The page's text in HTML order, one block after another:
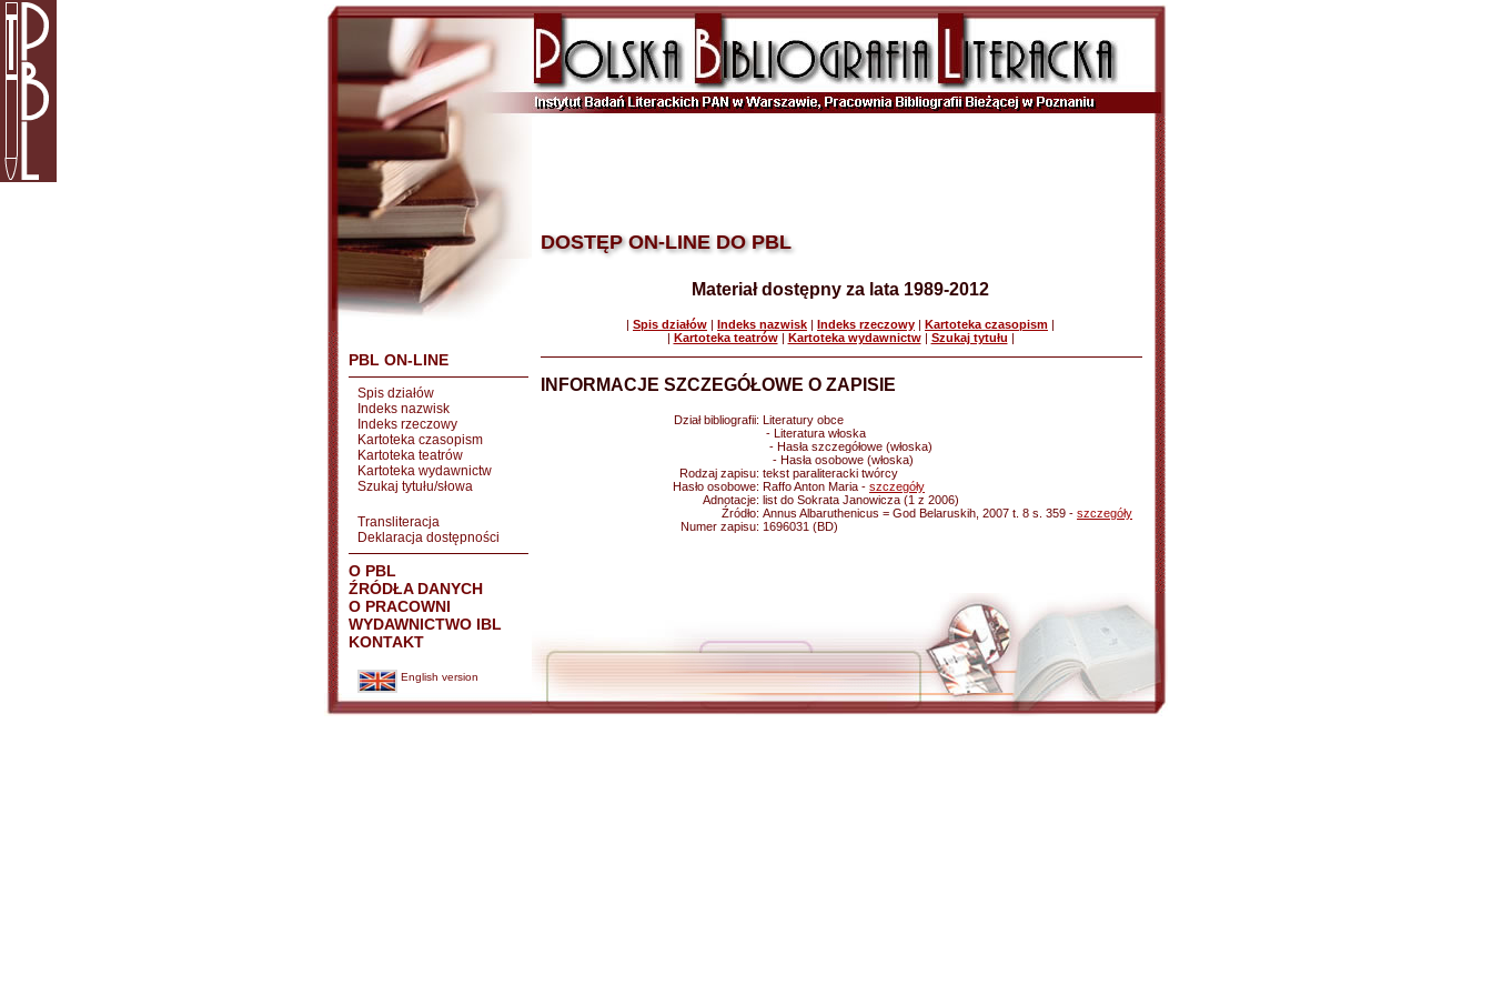
PBL ON-LINE
Spis działów
Indeks nazwisk
Indeks rzeczowy
Kartoteka czasopism
Kartoteka teatrów
Kartoteka wydawnictw
Szukaj tytułu/słowa
Transliteracja
Deklaracja dostępności
O PBL
ŹRÓDŁA DANYCH
O PRACOWNI
WYDAWNICTWO IBL
KONTAKT
English version
DOSTĘP ON-LINE DO PBL
Materiał dostępny za lata 1989-2012
| Spis działów | Indeks nazwisk | Indeks rzeczowy | Kartoteka czasopism |
| Kartoteka teatrów| Kartoteka wydawnictw| Szukaj tytułu |
INFORMACJE SZCZEGÓŁOWE O ZAPISIE
Dział bibliografii: Literatury obce
- Literatura włoska
- Hasła szczegółowe (włoska)
- Hasła osobowe (włoska)
Rodzaj zapisu: tekst paraliteracki twórcy
Hasło osobowe: Raffo Anton Maria - szczegóły
Adnotacje: list do Sokrata Janowicza (1 z 2006)
Źródło: Annus Albaruthenicus = God Belaruskih, 2007 t. 8 s. 359 - szczegóły
Numer zapisu: 1696031 (BD)